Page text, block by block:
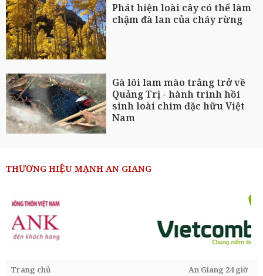
Phát hiện loài cây có thể làm
chậm đà lan của cháy rừng
Gà lôi lam mào trắng trở về
Quảng Trị - hành trình hồi
sinh loài chim đặc hữu Việt
Nam
THƯƠNG HIỆU MẠNH AN GIANG
Trang chủ
An Giang 24 giờ